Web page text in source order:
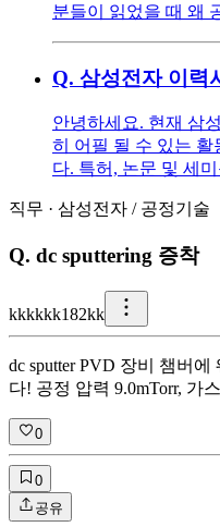
분들이 읽었을 때 왜
Q. 삼성전자 이력
안녕하세요. 현재 삼
히 어필 될 수 있는 활
다. 특허, 논문 및 세
직무 · 삼성전자 / 공정기술
Q. dc sputtering 증착
kkkkkk182kk
dc sputter PVD 장비 챔버
다! 공정 압력 9.0mTorr, 가
0
0
공유